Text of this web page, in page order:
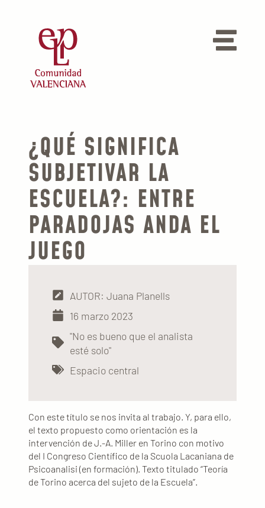
¿QUÉ SIGNIFICA
SUBJETIVAR LA
ESCUELA?: ENTRE
PARADOJAS ANDA EL
JUEGO
AUTOR: Juana Planells
16 marzo 2023
"No es bueno que el analista
esté solo"
Espacio central
Con este título se nos invita al trabajo. Y, para ello,
el texto propuesto como orientación es la
intervención de J.-A. Miller en Torino con motivo
del I Congreso Científico de la Scuola Lacaniana de
Psicoanalisi (en formación). Texto titulado “Teoría
de Torino acerca del sujeto de la Escuela”.